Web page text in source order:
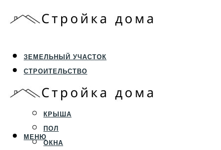
ЗЕМЕЛЬНЫЙ УЧАСТОК
СТРОИТЕЛЬСТВО
ФУНДАМЕНТ И ЦОКОЛЬ
ПЕРЕКРЫТИЯ И СТЕНЫ
КРЫША
ПОЛ
ОКНА
МЕНЮ